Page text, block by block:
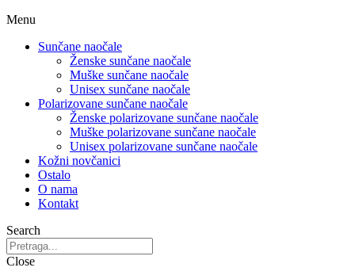
Menu
Sunčane naočale
Ženske sunčane naočale
Muške sunčane naočale
Unisex sunčane naočale
Polarizovane sunčane naočale
Ženske polarizovane sunčane naočale
Muške polarizovane sunčane naočale
Unisex polarizovane sunčane naočale
Kožni novčanici
Ostalo
O nama
Kontakt
Search
Close